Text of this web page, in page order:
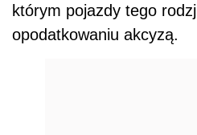
którym pojazdy tego
opodatkowaniu akcyzą.